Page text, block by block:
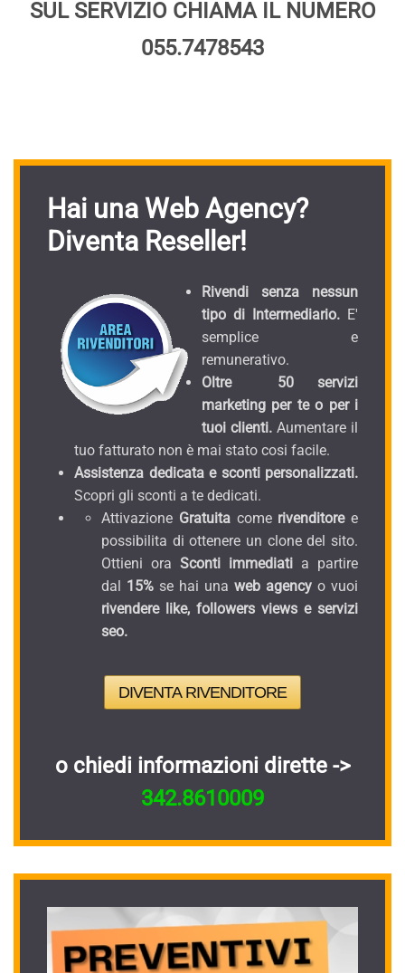
SUL SERVIZIO CHIAMA IL NUMERO
055.7478543
Hai una Web Agency?
Diventa Reseller!
Rivendi senza nessun
tipo di Intermediario. E'
semplice e
remunerativo.
Oltre 50 servizi
marketing per te o per i
tuoi clienti. Aumentare il
tuo fatturato non è mai stato cosi facile.
Assistenza dedicata e sconti personalizzati.
Scopri gli sconti a te dedicati.
Attivazione Gratuitacomerivenditoree
possibilita di ottenere un clone del sito.
Ottieni ora Sconti immediati a partire
dal 15% se hai una web agency o vuoi
rivendere like, followers views e servizi
seo.
DIVENTA RIVENDITORE
o chiedi informazioni dirette ->
342.8610009